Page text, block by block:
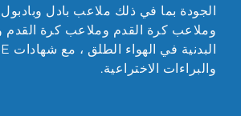
الجودة بما في ذلك ملاعب بادل
وملاعب كرة القدم وملاعب كرة القدم
والبراءات الاختراعية.